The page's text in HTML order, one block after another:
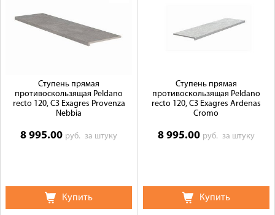
Ступень прямая
противоскользящая Peldano
recto 120, C3 Exagres Provenza
Nebbia
8 995.00 руб.за штуку
Купить
Ступень прямая
противоскользящая Peldano
recto 120, C3 Exagres Ardenas
Cromo
8 995.00 руб. за штуку
Купить